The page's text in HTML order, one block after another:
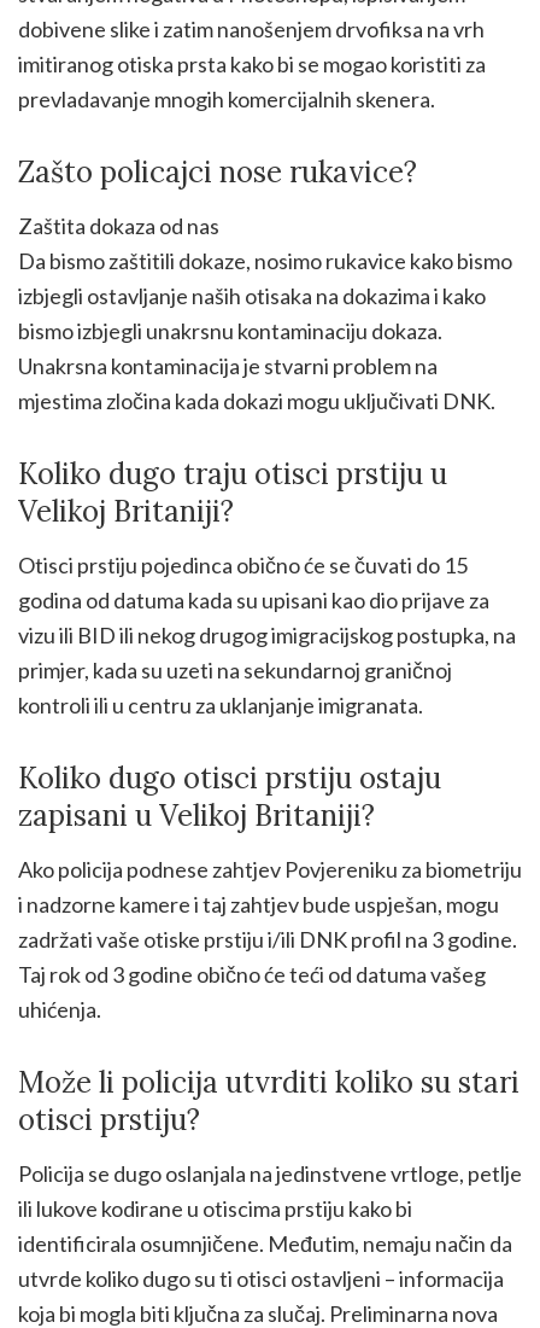
dobivene slike i zatim nanošenjem drvofiksa na vrh
imitiranog otiska prsta kako bi se mogao koristiti za
prevladavanje mnogih komercijalnih skenera.
Zašto policajci nose rukavice?
Zaštita dokaza od nas
Da bismo zaštitili dokaze, nosimo rukavice kako bismo
izbjegli ostavljanje naših otisaka na dokazima i kako
bismo izbjegli unakrsnu kontaminaciju dokaza.
Unakrsna kontaminacija je stvarni problem na
mjestima zločina kada dokazi mogu uključivati DNK.
Koliko dugo traju otisci prstiju u
Velikoj Britaniji?
Otisci prstiju pojedinca obično će se čuvati do 15
godina od datuma kada su upisani kao dio prijave za
vizu ili BID ili nekog drugog imigracijskog postupka, na
primjer, kada su uzeti na sekundarnoj graničnoj
kontroli ili u centru za uklanjanje imigranata.
Koliko dugo otisci prstiju ostaju
zapisani u Velikoj Britaniji?
Ako policija podnese zahtjev Povjereniku za biometriju
i nadzorne kamere i taj zahtjev bude uspješan, mogu
zadržati vaše otiske prstiju i/ili DNK profil na 3 godine.
Taj rok od 3 godine obično će teći od datuma vašeg
uhićenja.
Može li policija utvrditi koliko su stari
otisci prstiju?
Policija se dugo oslanjala na jedinstvene vrtloge, petlje
ili lukove kodirane u otiscima prstiju kako bi
identificirala osumnjičene. Međutim, nemaju način da
utvrde koliko dugo su ti otisci ostavljeni – informacija
koja bi mogla biti ključna za slučaj. Preliminarna nova